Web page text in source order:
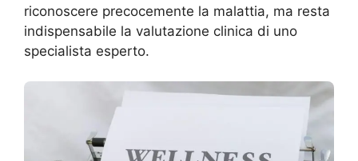
riconoscere precocemente la malattia, ma resta
indispensabile la valutazione clinica di uno
specialista esperto.